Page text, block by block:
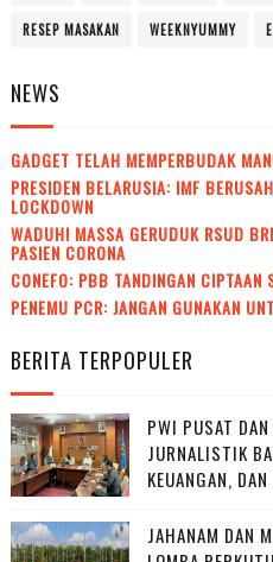
RESEP MASAKAN WEEKNYUMMY
NEWS
GADGET TELAH MEMPERBUDAK
PRESIDEN BELARUSIA: IMF
LOCKDOWN
WADUH! MASSA GERUDUK RSUD
PASIEN CORONA
CONEFO: PBB TANDINGAN CIPTAAN
PENEMU PCR: JANGAN GUNAKAN
BERITA TERPOPULER
PWI PUSAT
JURNALISTIK
KEUANGAN,
JAHANAM DAN